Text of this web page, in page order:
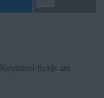
Required fields are